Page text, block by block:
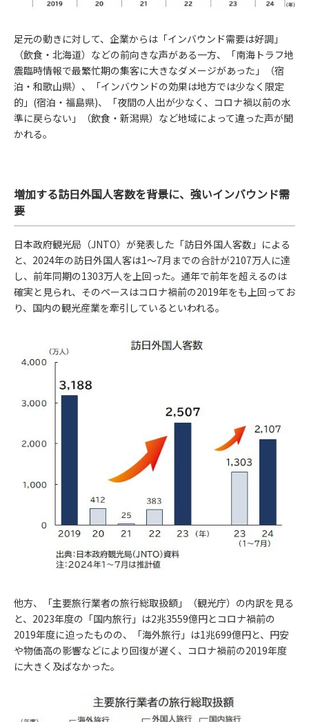
足元の動きに対して、企業からは「インバウンド需要は好調」
（飲食・北海道）などの前向きな声がある一方、「南海トラフ地
震臨時情報で最繁忙期の集客に大きなダメージがあった」（宿
泊・和歌山県）、「インバウンドの効果は地方では少なく限定
的」(宿泊・福島県)、「夜間の人出が少なく、コロナ禍以前の水
準に戻らない」（飲食・新潟県）など地域によって違った声が聞
かれる。
増加する訪日外国人客数を背景に、強いインバウンド需
要
日本政府観光局（JNTO）が発表した「訪日外国人客数」による
と、2024年の訪日外国人客は1～7月までの合計が2107万人に達
し、前年同期の1303万人を上回った。通年で前年を超えるのは
確実と見られ、そのペースはコロナ禍前の2019年をも上回ってお
り、国内の観光産業を牽引しているといわれる。
他方、「主要旅行業者の旅行総取扱額」（観光庁）の内訳を見る
と、2023年度の「国内旅行」は2兆3559億円とコロナ禍前の
2019年度に迫ったものの、「海外旅行」は1兆699億円と、円安
や物価高の影響などにより回復が遅く、コロナ禍前の2019年度
に大きく及ばなかった。